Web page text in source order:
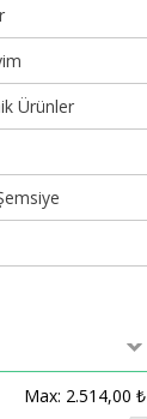
Ürünler
Max: 2.514,00 ₺